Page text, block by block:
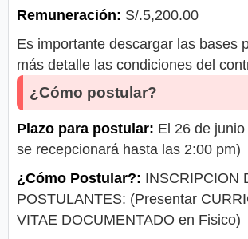
Remuneración: S/.5,200.00
Es importante descargar las bases
más detalle las condiciones del
¿Cómo postular?
Plazo para postular: El 26 de
se recepcionará hasta las 2:00 pm)
¿Cómo Postular?: INSCRIPCION
POSTULANTES: (Presentar
VITAE DOCUMENTADO en Fisico)